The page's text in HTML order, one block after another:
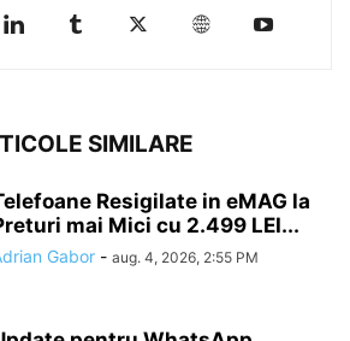
SIMILARE
Resigilate in eMAG la
mai Mici cu 2.499 LEI...
Gabor - aug. 4, 2026, 2:55 PM